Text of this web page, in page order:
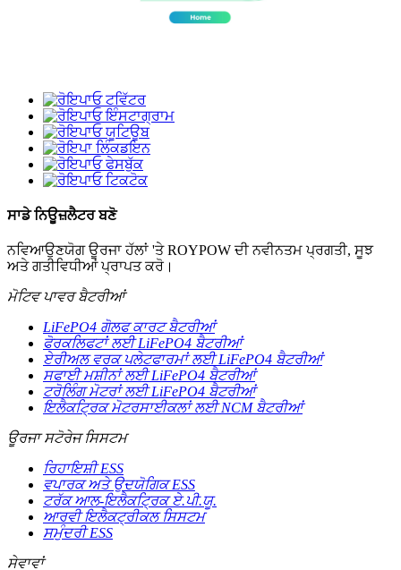
ਸਾਡੇ ਨਿਊਜ਼ਲੈਟਰ ਬਣੋ
ਨਵਿਆਉਣਯੋਗ ਊਰਜਾ ਹੱਲਾਂ 'ਤੇ ROYPOW ਦੀ ਨਵੀਨਤਮ ਪ੍ਰਗਤੀ, ਸੂਝ
ਅਤੇ ਗਤੀਵਿਧੀਆਂ ਪ੍ਰਾਪਤ ਕਰੋ।
ਮੋਟਿਵ ਪਾਵਰ ਬੈਟਰੀਆਂ
LiFePO4 ਗੋਲਫ ਕਾਰਟ ਬੈਟਰੀਆਂ
ਫੋਰਕਲਿਫਟਾਂ ਲਈ LiFePO4 ਬੈਟਰੀਆਂ
ਏਰੀਅਲ ਵਰਕ ਪਲੇਟਫਾਰਮਾਂ ਲਈ LiFePO4 ਬੈਟਰੀਆਂ
ਸਫਾਈ ਮਸ਼ੀਨਾਂ ਲਈ LiFePO4 ਬੈਟਰੀਆਂ
ਟਰੋਲਿੰਗ ਮੋਟਰਾਂ ਲਈ LiFePO4 ਬੈਟਰੀਆਂ
ਇਲੈਕਟ੍ਰਿਕ ਮੋਟਰਸਾਈਕਲਾਂ ਲਈ NCM ਬੈਟਰੀਆਂ
ਊਰਜਾ ਸਟੋਰੇਜ ਸਿਸਟਮ
ਰਿਹਾਇਸ਼ੀ ESS
ਵਪਾਰਕ ਅਤੇ ਉਦਯੋਗਿਕ ESS
ਟਰੱਕ ਆਲ-ਇਲੈਕਟ੍ਰਿਕ ਏ.ਪੀ.ਯੂ.
ਆਰਵੀ ਇਲੈਕਟ੍ਰੀਕਲ ਸਿਸਟਮ
ਸਮੁੰਦਰੀ ESS
ਸੇਵਾਵਾਂ